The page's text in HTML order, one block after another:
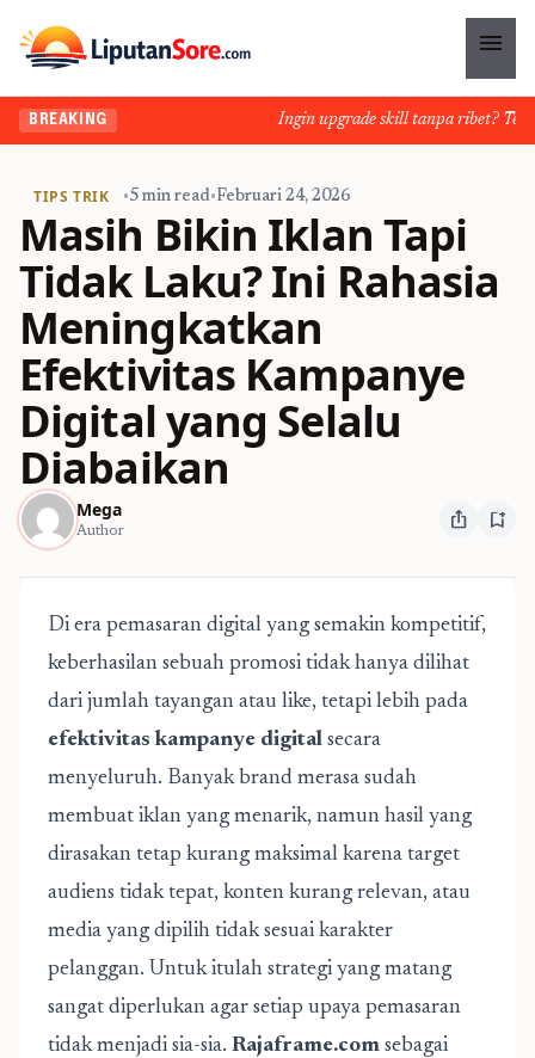
menu
BREAKING Ingin upgrade skill tanpa ribet?
TIPS TRIK •5 min read•Februari 24, 2026
Masih Bikin Iklan Tapi
Tidak Laku? Ini Rahasia
Meningkatkan
Efektivitas Kampanye
Digital yang Selalu
Diabaikan
Mega
Author ios_share bookmark_add
Di era pemasaran digital yang semakin kompetitif,
keberhasilan sebuah promosi tidak hanya dilihat
dari jumlah tayangan atau like, tetapi lebih pada
efektivitas kampanye digital secara
menyeluruh. Banyak brand merasa sudah
membuat iklan yang menarik, namun hasil yang
dirasakan tetap kurang maksimal karena target
audiens tidak tepat, konten kurang relevan, atau
media yang dipilih tidak sesuai karakter
pelanggan. Untuk itulah strategi yang matang
sangat diperlukan agar setiap upaya pemasaran
tidak menjadi sia-sia. Rajaframe.com sebagai